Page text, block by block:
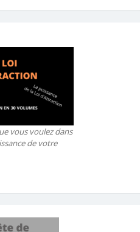
vous voulez dans
de votre